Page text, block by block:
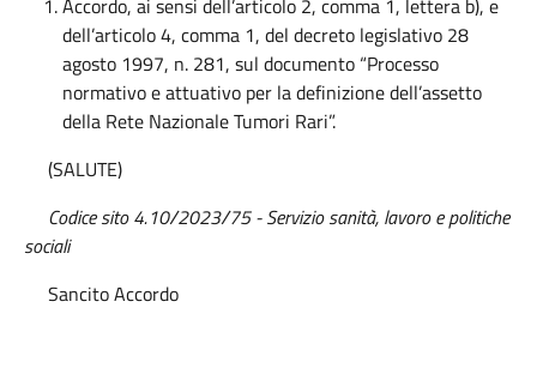
Accordo, ai sensi dell’articolo 2, comma 1, lettera b), e
dell’articolo 4, comma 1, del decreto legislativo 28
agosto 1997, n. 281, sul documento “Processo
normativo e attuativo per la definizione dell’assetto
della Rete Nazionale Tumori Rari”.
(SALUTE)
Codice sito 4.10/2023/75 - Servizio sanità, lavoro e politiche
sociali
Sancito Accordo